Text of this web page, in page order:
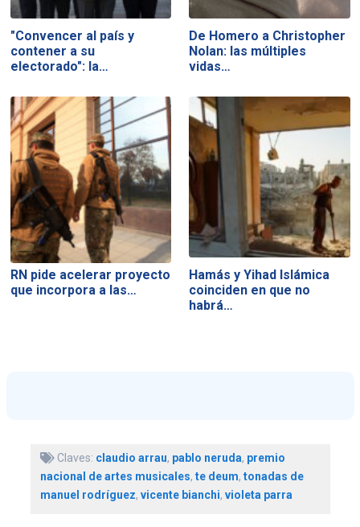
"Convencer al país y
contener a su
electorado": la…
De Homero a Christopher
Nolan: las múltiples
vidas…
RN pide acelerar proyecto
que incorpora a las…
Hamás y Yihad Islámica
coinciden en que no
habrá…
Claves: claudio arrau, pablo neruda, premio
nacional de artes musicales, te deum, tonadas de
manuel rodríguez, vicente bianchi, violeta parra